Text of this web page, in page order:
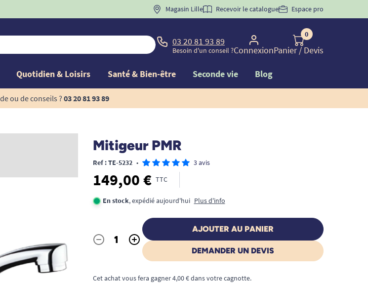
BIENVENUE" pourla 1ère commande d'incontinence
Magasin Lille Recevoir le catalogue Espace pro
03 20 81 93 89
Besoin d'un conseil ?Connexion
0
Panier/ Devis
Quotidien & Loisirs Santé & Bien-être Seconde vie Blog
ou de conseils ? 03 20 81 93 89
Mitigeur PMR
Ref : TE-5232 • 3 avis
149,00 € TTC
En stock, expédié aujourd'hui Plus d'info
Quantité
- +
AJOUTER AU PANIER
DEMANDER UN DEVIS
Cet achat vous fera gagner 4,00 € dans votre cagnotte.